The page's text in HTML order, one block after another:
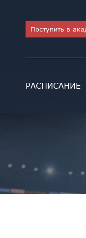
Поступить в
РАСПИСАНИЕ
Академия